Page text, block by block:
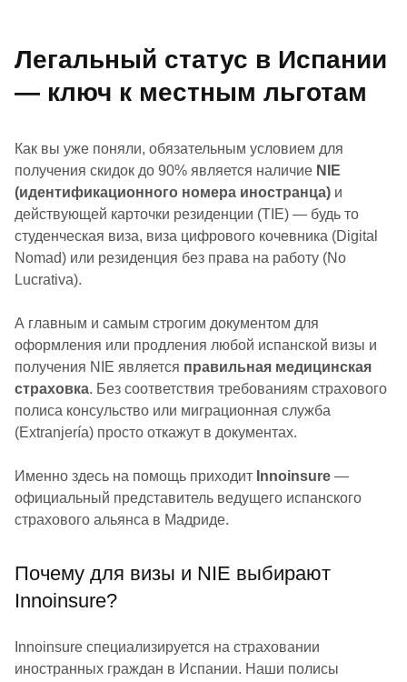
Легальный статус в Испании
— ключ к местным льготам
Как вы уже поняли, обязательным условием для
получения скидок до 90% является наличие NIE
(идентификационного номера иностранца) и
действующей карточки резиденции (TIE) — будь то
студенческая виза, виза цифрового кочевника (Digital
Nomad) или резиденция без права на работу (No
Lucrativa).
А главным и самым строгим документом для
оформления или продления любой испанской визы и
получения NIE является правильная медицинская
страховка. Без соответствия требованиям страхового
полиса консульство или миграционная служба
(Extranjería) просто откажут в документах.
Именно здесь на помощь приходит Innoinsure —
официальный представитель ведущего испанского
страхового альянса в Мадриде.
Почему для визы и NIE выбирают
Innoinsure?
Innoinsure специализируется на страховании
иностранных граждан в Испании. Наши полисы